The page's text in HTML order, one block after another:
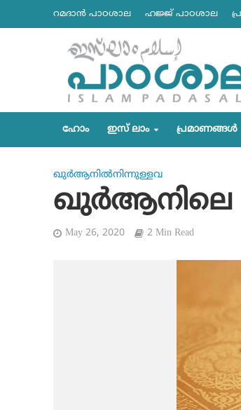
റമദാന്‍ പാഠശാല ഹജ്ജ് പാഠശാല
ഹോം ഇസ് ലാം പ്രമാണങ്ങള്‍
ഖുര്‍ആനില്‍നിന്നുള്ളവ
ഖുര്‍ആനിലെ
May 26, 2020 2 Min Read